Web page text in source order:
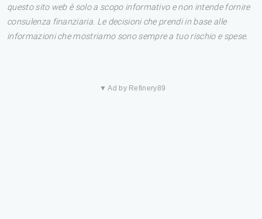
questo sito web è solo a scopo informativo e non intende fornire
consulenza finanziaria. Le decisioni che prendi in base alle
informazioni che mostriamo sono sempre a tuo rischio e spese.
▼ Ad by Refinery89